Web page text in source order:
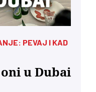
PEVAJ I KAD
u Dubai